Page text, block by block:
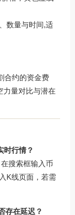
数量与时间,适
合约的资金费
力量对比与潜在
时行情？
搜索框输入币
K线页面，若需
存在延迟？